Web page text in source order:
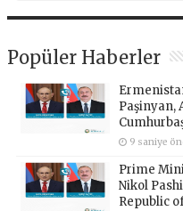
Popüler Haberler
Paşinyan,
9 saniye
Prime
Nikol
Republic